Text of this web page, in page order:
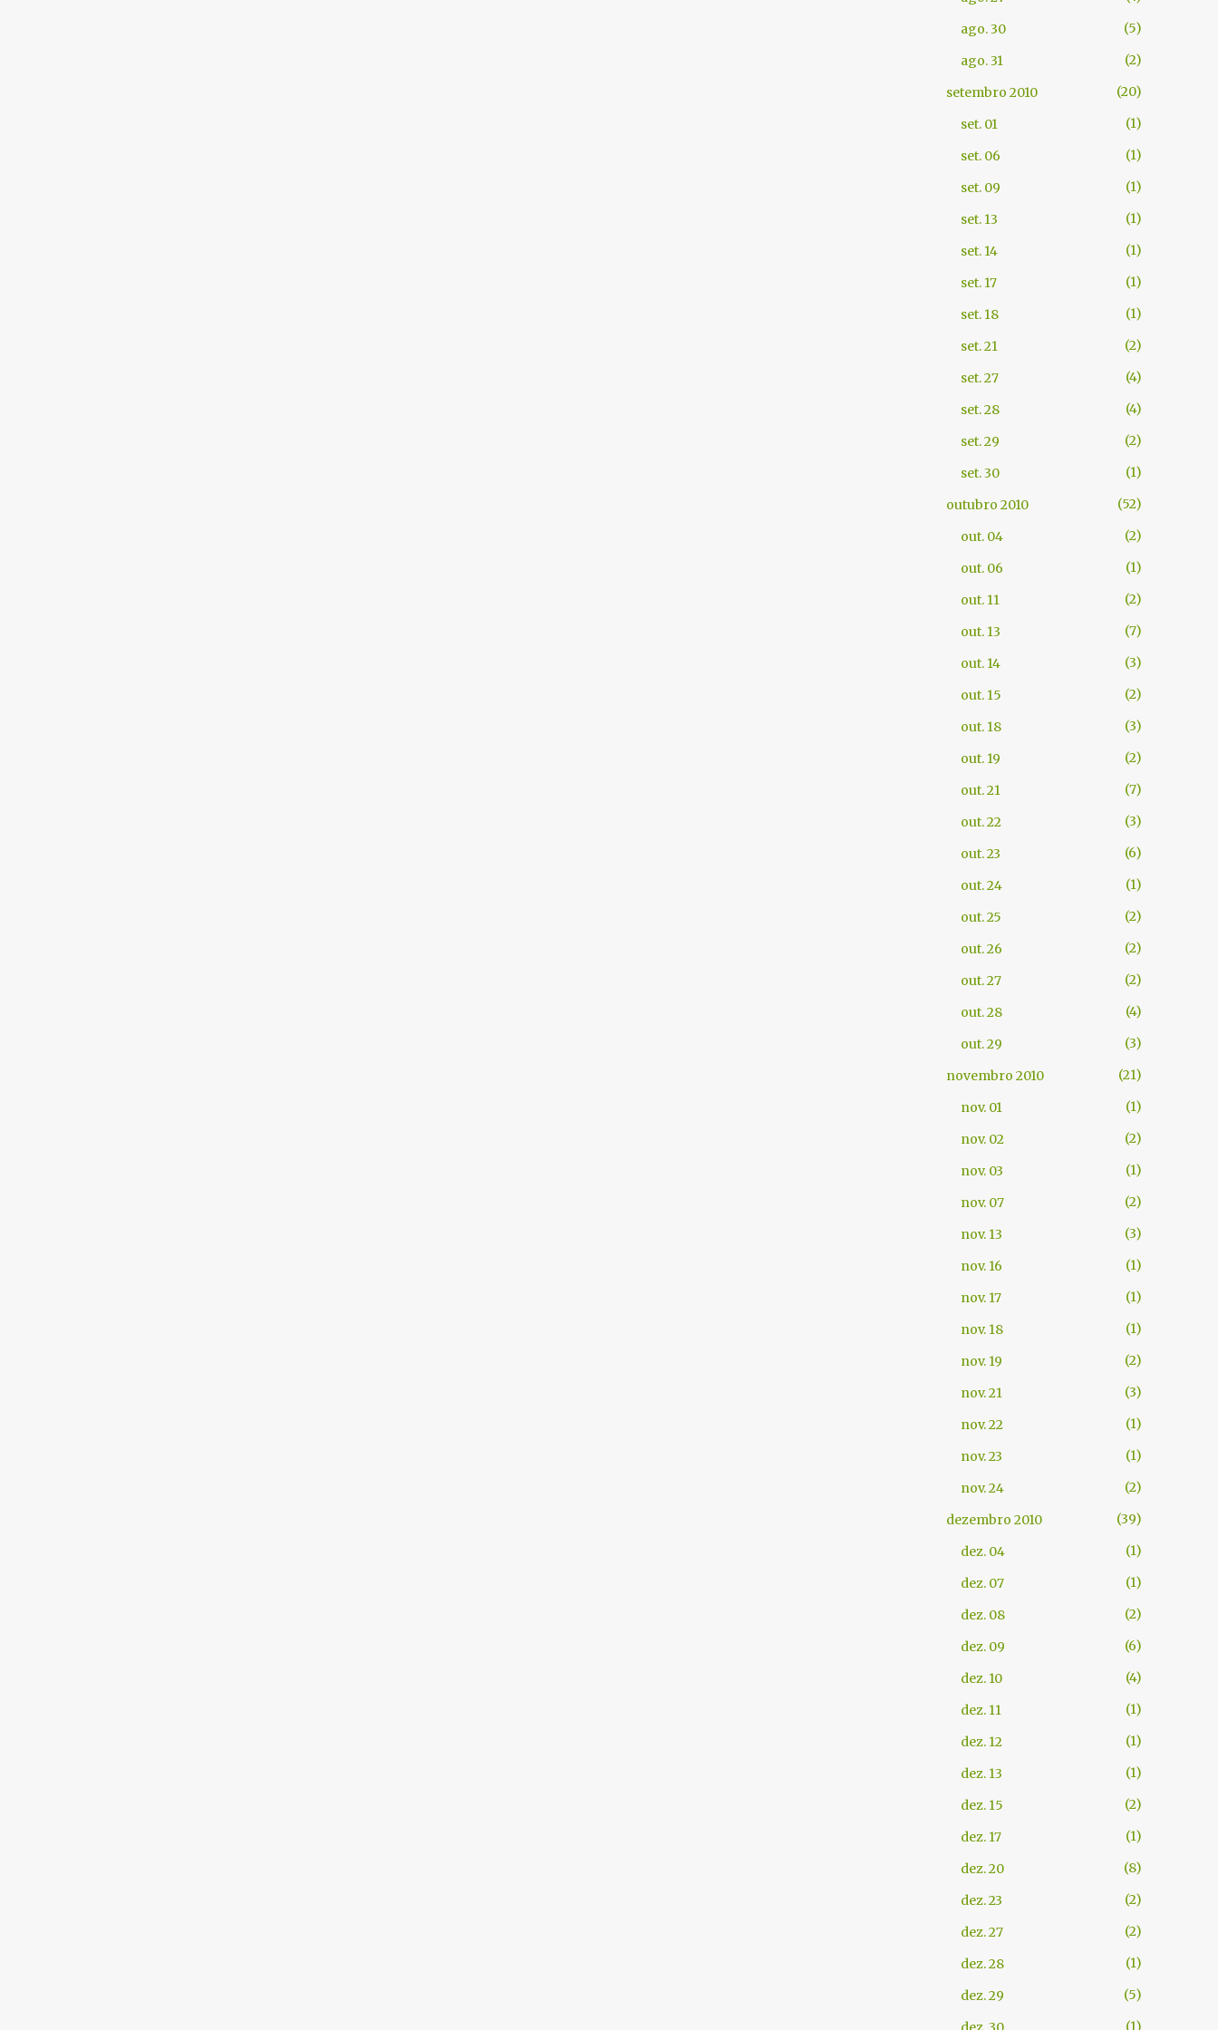
ago. 30
5
ago. 31
2
setembro 2010
20
set. 01
1
set. 06
1
set. 09
1
set. 13
1
set. 14
1
set. 17
1
set. 18
1
set. 21
2
set. 27
4
set. 28
4
set. 29
2
set. 30
1
outubro 2010
52
out. 04
2
out. 06
1
out. 11
2
out. 13
7
out. 14
3
out. 15
2
out. 18
3
out. 19
2
out. 21
7
out. 22
3
out. 23
6
out. 24
1
out. 25
2
out. 26
2
out. 27
2
out. 28
4
out. 29
3
novembro 2010
21
nov. 01
1
nov. 02
2
nov. 03
1
nov. 07
2
nov. 13
3
nov. 16
1
nov. 17
1
nov. 18
1
nov. 19
2
nov. 21
3
nov. 22
1
nov. 23
1
nov. 24
2
dezembro 2010
39
dez. 04
1
dez. 07
1
dez. 08
2
dez. 09
6
dez. 10
4
dez. 11
1
dez. 12
1
dez. 13
1
dez. 15
2
dez. 17
1
dez. 20
8
dez. 23
2
dez. 27
2
dez. 28
1
dez. 29
5
1